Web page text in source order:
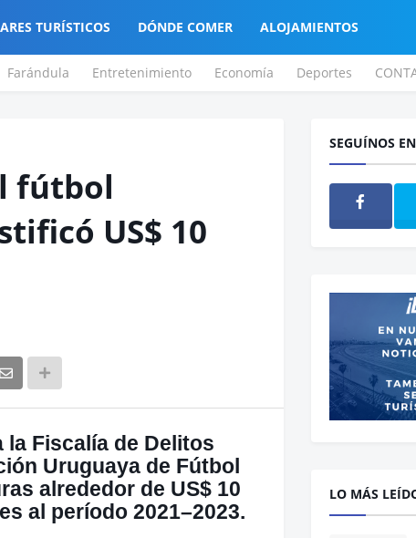
TURÍSTICOS DÓNDE COMER ALOJAMIENTOS
Farándula Entretenimiento Economía Deportes
fútbol
US$ 10
Fiscalía de Delitos
Uruguaya de Fútbol
alrededor de US$ 10
al período 2021–2023.
SEGUÍNOS
LO MÁS